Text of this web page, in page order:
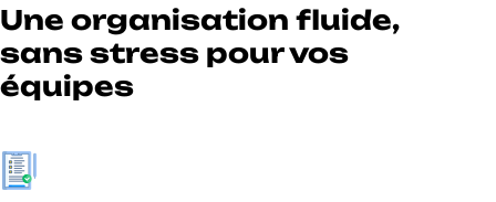
Une organisation fluide,
sans stress pour vos
équipes